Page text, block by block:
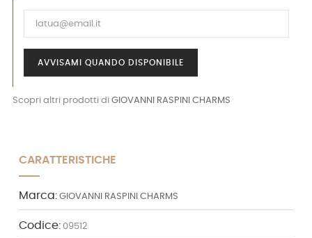
AVVISAMI QUANDO DISPONIBILE
Scopri altri prodotti di GIOVANNI RASPINI CHARMS
CARATTERISTICHE
Marca: GIOVANNI RASPINI CHARMS
Codice: 09512